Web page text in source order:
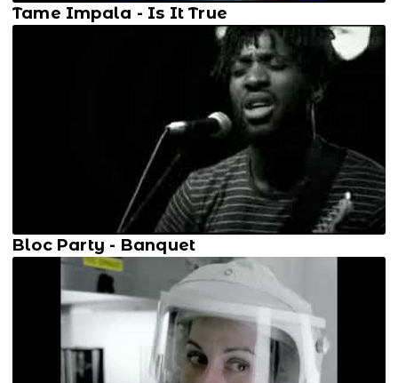
Tame Impala - Is It True
Bloc Party - Banquet